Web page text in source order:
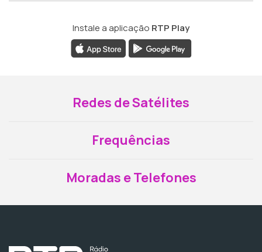
Instale a aplicação RTP Play
Redes de Satélites
Frequências
Moradas e Telefones